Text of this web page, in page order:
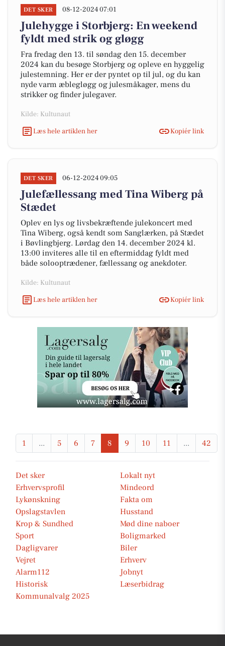
DET SKER 08-12-2024 07:01
Julehygge i Storbjerg: En weekend
fyldt med strik og gløgg
Fra fredag den 13. til søndag den 15. december
2024 kan du besøge Storbjerg og opleve en hyggelig
julestemning. Her er der pyntet op til jul, og du kan
nyde varm æblegløgg og julesmåkager, mens du
strikker og finder julegaver.
Kilde: Kultunaut
Læs hele artiklen her
Kopiér link
DET SKER 06-12-2024 09:05
Julefællessang med Tina Wiberg på
Stædet
Oplev en lys og livsbekræftende julekoncert med
Tina Wiberg, også kendt som Sanglærken, på Stædet
i Bøvlingbjerg. Lørdag den 14. december 2024 kl.
13:00 inviteres alle til en eftermiddag fyldt med
både solooptrædener, fællessang og anekdoter.
Kilde: Kultunaut
Læs hele artiklen her
Kopiér link
1 ... 5 6 7 8 9 10 11 ... 42
Det sker
Lokalt nyt
Erhvervsprofil
Mindeord
Lykønskning
Fakta om
Opslagstavlen
Husstand
Krop & Sundhed
Mød dine naboer
Sport
Boligmarked
Dagligvarer
Biler
Vejret
Erhverv
Alarm112
Jobnyt
Historisk
Læserbidrag
Kommunalvalg 2025